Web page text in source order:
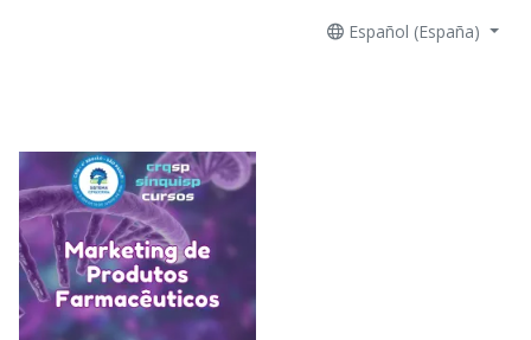
Español (España)